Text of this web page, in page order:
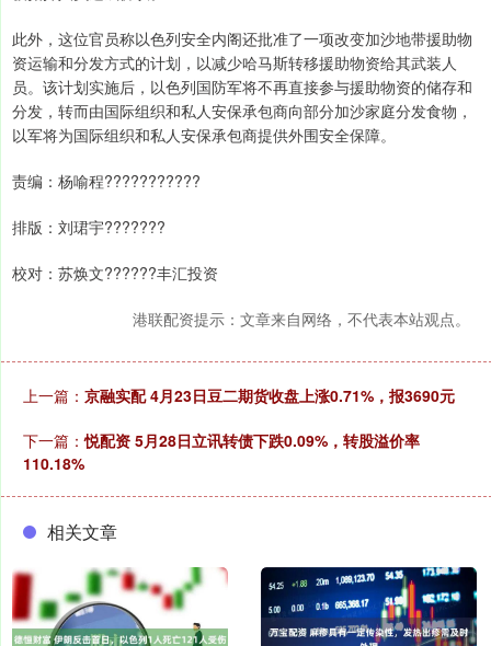
此外，这位官员称以色列安全内阁还批准了一项改变加沙地带援助物
资运输和分发方式的计划，以减少哈马斯转移援助物资给其武装人
员。该计划实施后，以色列国防军将不再直接参与援助物资的储存和
分发，转而由国际组织和私人安保承包商向部分加沙家庭分发食物，
以军将为国际组织和私人安保承包商提供外围安全保障。
责编：杨喻程???????????
排版：刘珺宇???????
校对：苏焕文??????丰汇投资
港联配资提示：文章来自网络，不代表本站观点。
上一篇： 京融实配 4月23日豆二期货收盘上涨0.71%，报3690元
下一篇：悦配资 5月28日立讯转债下跌0.09%，转股溢价率
110.18%
相关文章